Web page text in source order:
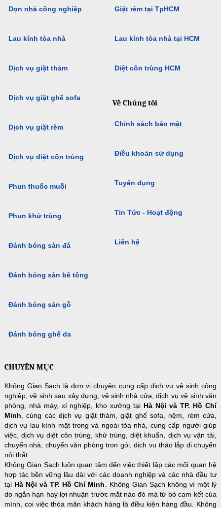
Dọn nhà công nghiệp
Lau kính tòa nhà
Dịch vụ giặt thảm
Dịch vụ giặt ghế sofa
Dịch vụ giặt rèm
Dịch vụ diệt côn trùng
Phun thuốc muỗi
Phun khử trùng
Đánh bóng sàn đá
Đánh bóng sàn bê tông
Đánh bóng sàn gỗ
Đánh bóng ghế da
Giặt rèm tại TpHCM
Lau kính tòa nhà tại HCM
Diệt côn trùng HCM
Về Chúng tôi
Chính sách bảo mật
Điều khoản sử dụng
Tuyển dụng
Tin Tức - Hoạt động
Liên hệ
CHUYÊN MỤC
Không Gian Sạch là đơn vị chuyên cung cấp dịch vụ vệ sinh công
nghiệp, vệ sinh sau xây dựng, vệ sinh nhà cửa, dịch vụ vệ sinh văn
phòng, nhà máy, xí nghiệp, kho xưởng tại Hà Nội và TP. Hồ Chí
Minh , cùng các dịch vụ giặt thảm, giặt ghế sofa, nệm, rèm cửa,
dịch vụ lau kính mặt trong và ngoài tòa nhà, cung cấp người giúp
việc, dịch vụ diệt côn trùng, khử trùng, diệt khuẩn, dịch vụ vận tải,
chuyển nhà, chuyển văn phòng trọn gói, dịch vụ tháo lắp di chuyển
nội thất.
Không Gian Sạch luôn quan tâm đến việc thiết lập các mối quan hệ
hợp tác bền vững lâu dài với các doanh nghiệp và các nhà đầu tư
tại Hà Nội và TP. Hồ Chí Minh . Không Gian Sạch không vì một lý
do ngắn hạn hay lợi nhuận trước mắt nào đó mà từ bỏ cam kết của
mình, coi việc thỏa mãn khách hàng là điều kiện hàng đầu. Không